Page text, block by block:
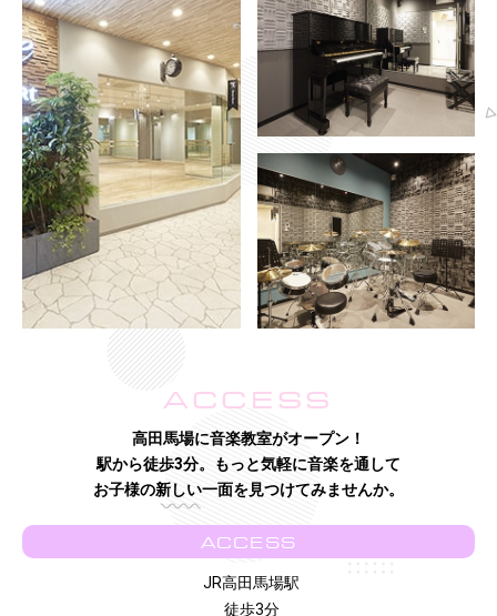
ACCESS
高田馬場に音楽教室がオープン！
駅から徒歩3分。もっと気軽に音楽を通して
お子様の新しい一面を見つけてみませんか。
ACCESS
JR高田馬場駅
徒歩3分